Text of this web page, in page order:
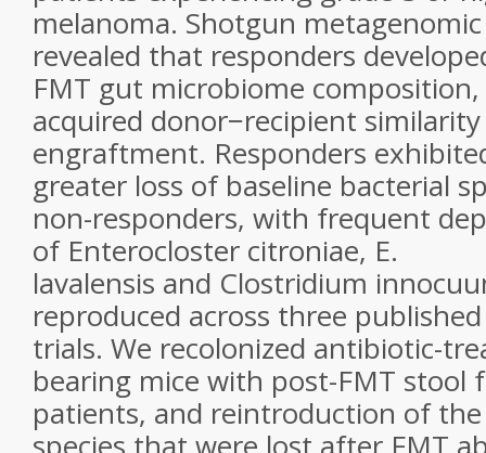
melanoma. Shotgun
revealed that responders
FMT gut microbiome
acquired donor−recipient
engraftment. Responders
greater loss of baseline bacterial
non-responders, with frequent
of Enterocloster citroniae, E.
lavalensis and Clostridium
reproduced across three
trials. We recolonized antibiotic-
bearing mice with post-FMT stool
patients, and reintroduction of